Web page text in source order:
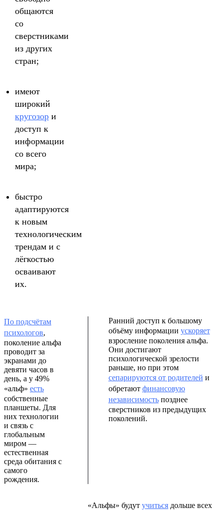
общаются
со
сверстниками
из других
стран;
имеют
широкий
кругозор и
доступ к
информации
со всего
мира;
быстро
адаптируются
к новым
технологическим
трендам и с
лёгкостью
осваивают
их.
По подсчётам
психологов,
поколение альфа
проводит за
экранами до
девяти часов в
день, а у 49%
«альф» есть
собственные
планшеты. Для
них технологии
и связь с
глобальным
миром —
естественная
среда обитания с
самого
рождения.
Ранний доступ к большому
объёму информации ускоряет
взросление поколения альфа.
Они достигают
психологической зрелости
раньше, но при этом
сепарируются от родителей и
обретают финансовую
независимостьпозднее
сверстников из предыдущих
поколений.
«Альфы» будут учиться дольше всех